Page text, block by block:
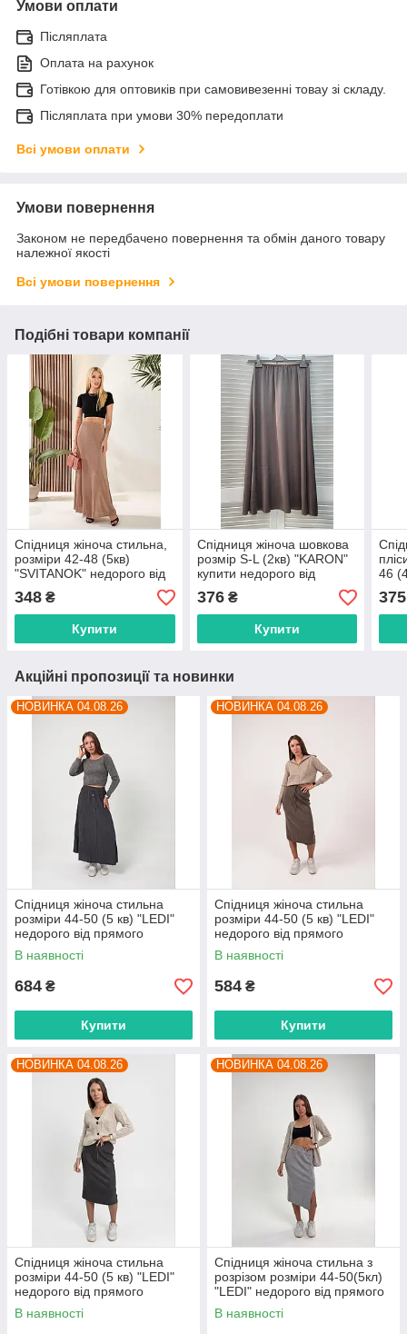
Умови оплати
Післяплата
Оплата на рахунок
Готівкою для оптовиків при самовивезенні товау зі складу.
Післяплата при умови 30% передоплати
Всі умови оплати
Умови повернення
Законом не передбачено повернення та обмін даного товару
належної якості
Всі умови повернення
Подібні товари компанії
Спідниця жіноча стильна,
розміри 42-48 (5кв)
"SVITANOK" недорого від
прямого постачальника
348 ₴
Купити
Спідниця жіноча шовкова
розмір S-L (2кв) "KARON"
купити недорого від
прямого постачальника
376₴
Купити
46
375
Акційні пропозиції та новинки
НОВИНКА 04.08.26
Спідниця жіноча стильна
розміри 44-50 (5 кв) "LEDI"
недорого від прямого
постачальника
В наявності
684 ₴
Купити
НОВИНКА 04.08.26
Спідниця жіноча стильна
розміри 44-50 (5 кв) "LEDI"
недорого від прямого
постачальника
В наявності
584 ₴
Купити
НОВИНКА 04.08.26
Спідниця жіноча стильна
розміри 44-50 (5 кв) "LEDI"
недорого від прямого
постачальника
В наявності
НОВИНКА 04.08.26
Спідниця жіноча стильна з
розрізом розміри 44-50(5кл)
"LEDI" недорого від прямого
постачальника
В наявності